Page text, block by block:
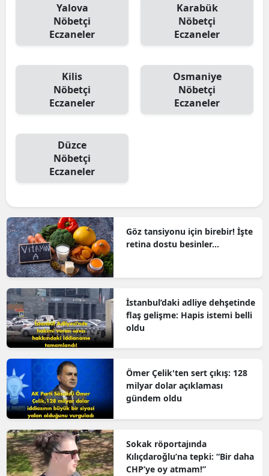
Yalova
Nöbetçi
Eczaneler
Karabük
Nöbetçi
Eczaneler
Kilis
Nöbetçi
Eczaneler
Osmaniye
Nöbetçi
Eczaneler
Düzce
Nöbetçi
Eczaneler
Göz tansiyonu için birebir! İşte
retina dostu besinler...
İstanbul’daki adliye dehşetinde
flaş gelişme: Hapis istemi belli
oldu
Ömer Çelik'ten sert çıkış: 128
milyar dolar açıklaması
gündem oldu
Sokak röportajında
Kılıçdaroğlu’na tepki: “Bir daha
CHP’ye oy atmam!”